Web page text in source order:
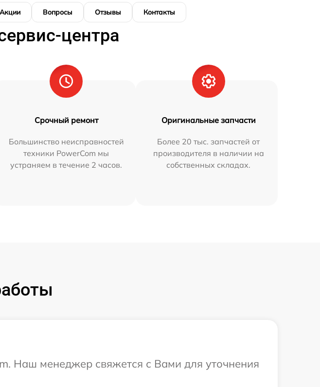
Акции Вопросы Отзывы Контакты
центра
Срочный ремонт
Большинство неисправностей
техники PowerCom мы
устраняем в течение 2 часов.
Оригинальные запчасти
Более 20 тыс. запчастей от
производителя в наличии на
собственных складах.
Наш менеджер свяжется с Вами для уточнения